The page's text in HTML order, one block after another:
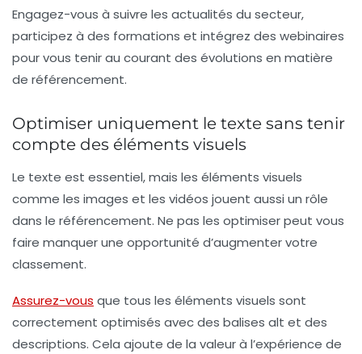
Engagez-vous à suivre les actualités du secteur,
participez à des formations et intégrez des webinaires
pour vous tenir au courant des évolutions en matière
de référencement.
Optimiser uniquement le texte sans tenir
compte des éléments visuels
Le texte est essentiel, mais les éléments visuels
comme les images et les vidéos jouent aussi un rôle
dans le référencement. Ne pas les optimiser peut vous
faire manquer une opportunité d’augmenter votre
classement.
Assurez-vous que tous les éléments visuels sont
correctement optimisés avec des balises alt et des
descriptions. Cela ajoute de la valeur à l’expérience de